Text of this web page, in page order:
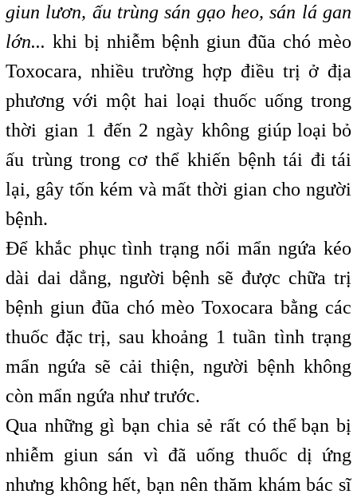
giun lươn, ấu trùng sán gạo heo, sán lá gan
lớn... khi bị nhiễm bệnh giun đũa chó mèo
Toxocara, nhiều trường hợp điều trị ở địa
phương với một hai loại thuốc uống trong
thời gian 1 đến 2 ngày không giúp lloại ibỏ
ấu trùng trong cơ thể khiến bệnh tái đi itái
lại, gây tốn kém và mất thời gian cho người
bệnh.
Để khắc phục tình trạng nổi mẩn ngứa kéo
dài dai dẳng, người bệnh sẽ được chữa trị
bệnh giun đũa chó mèo Toxocara bằng các
thuốc đặc ttrị, sau khoảng 1 tuần tình trạng
mẩn ngứa sẽ cải thiện, người bệnh không
còn mẩn ngứa như trước.
Qua những gì bạn chia sẻ rất có thể ,bạn bị
nhiễm giun sán vì đã uống thuốc dị ứng
nhưng không hết, bạn nên thăm khám bác sĩ